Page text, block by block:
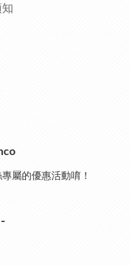
屬的優惠活動唷！